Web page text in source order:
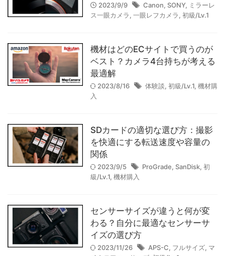
レタッチの仕方 レンズの知識 一眼レフカメラ
基礎/Lv.2 応用/Lv.3 撮影のコツ 機材レビュー
機材購入 特集記事 現像ソフトの使い方 考察
【実写レビュー】Sigma fp Lと
APO-LANTHAR 35mm F2の組
み合わせは"最高"だった。｜作
例
【作例】voigtlander(フォクト
レンダー) APO-
LANTHAR35mm F2
2023/9/9 Canon, SONY, ミラーレ
ス一眼カメラ, 一眼レフカメラ, 初級/Lv.1
機材はどのECサイトで買うのが
ベスト？カメラ4台持ちが考える
最適解
2023/8/16 体験談, 初級/Lv.1, 機材購
入
SDカードの適切な選び方：撮影
を快適にする転送速度や容量の
関係
2023/9/5 ProGrade, SanDisk, 初
級/Lv.1, 機材購入
センサーサイズが違うと何が変
わる？自分に最適なセンサーサ
イズの選び方
2023/11/26 APS-C, フルサイズ, マ